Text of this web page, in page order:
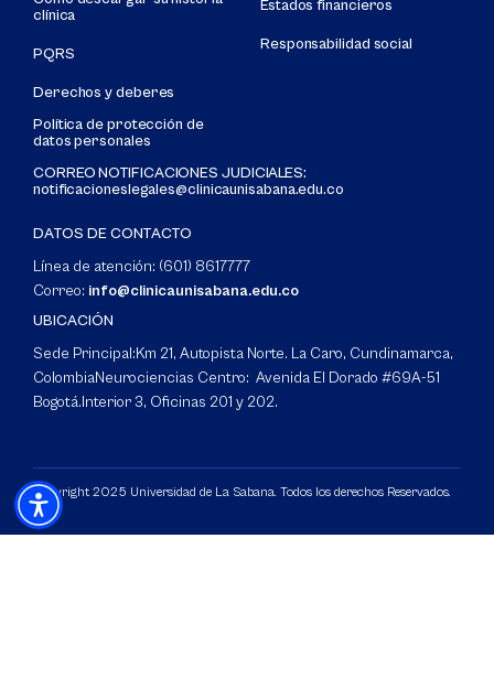
clínica
PQRS
Derechos y deberes
Política de protección de
datos personales
CORREO NOTIFICACIONES JUDICIALES:
notificacioneslegales@clinicaunisabana.edu.co
Estados financieros
Responsabilidad social
DATOS DE CONTACTO
Línea de atención: (601) 8617777
Correo: info@clinicaunisabana.edu.co
UBICACIÓN
Sede Principal:Km 21, Autopista Norte. La Caro, Cundinamarca,
ColombiaNeurociencias Centro: Avenida El Dorado #69A-51
Bogotá.Interior 3, Oficinas 201 y 202.
Copyright 2025 Universidad de La Sabana. Todos los derechos Reservados.